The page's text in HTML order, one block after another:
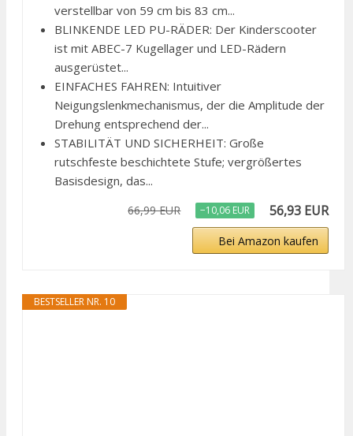
verstellbar von 59 cm bis 83 cm...
BLINKENDE LED PU-RÄDER: Der Kinderscooter
ist mit ABEC-7 Kugellager und LED-Rädern
ausgerüstet...
EINFACHES FAHREN: Intuitiver
Neigungslenkmechanismus, der die Amplitude der
Drehung entsprechend der...
STABILITÄT UND SICHERHEIT: Große
rutschfeste beschichtete Stufe; vergrößertes
Basisdesign, das...
66,99 EUR −10,06 EUR 56,93 EUR
Bei Amazon kaufen
BESTSELLER NR. 10